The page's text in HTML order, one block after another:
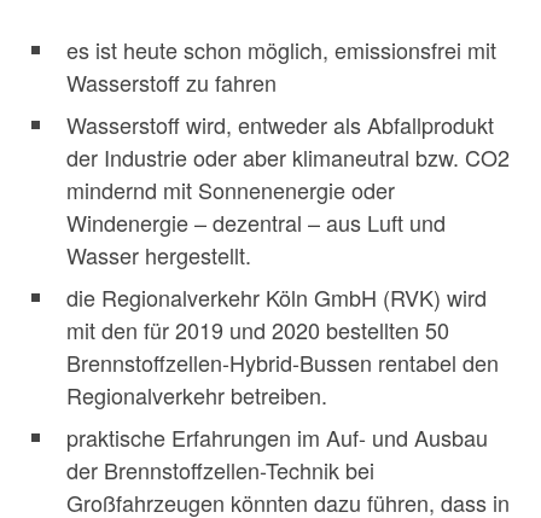
es ist heute schon möglich, emissionsfrei mit
Wasserstoff zu fahren
Wasserstoff wird, entweder als Abfallprodukt
der Industrie oder aber klimaneutral bzw. CO2
mindernd mit Sonnenenergie oder
Windenergie – dezentral – aus Luft und
Wasser hergestellt.
die Regionalverkehr Köln GmbH (RVK) wird
mit den für 2019 und 2020 bestellten 50
Brennstoffzellen-Hybrid-Bussen rentabel den
Regionalverkehr betreiben.
praktische Erfahrungen im Auf- und Ausbau
der Brennstoffzellen-Technik bei
Großfahrzeugen könnten dazu führen, dass in